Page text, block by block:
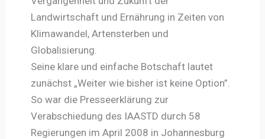
Landwirtschaft und Ernährung in Zeiten von
Klimawandel, Artensterben und
Globalisierung.
Seine klare und einfache Botschaft lautet
zunächst „Weiter wie bisher ist keine Option”.
So war die Presseerklärung zur
Verabschiedung des IAASTD durch 58
Regierungen im April 2008 in Johannesburg